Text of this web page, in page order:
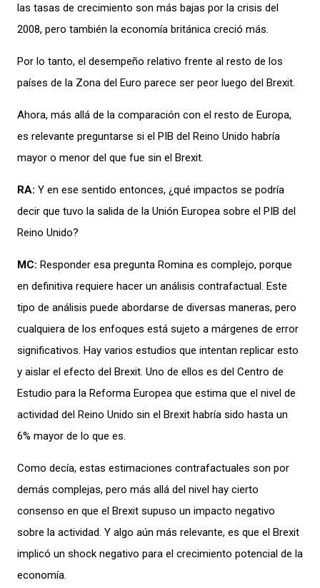
las tasas de crecimiento son más bajas por la crisis del
2008, pero también la economía británica creció más.
Por lo tanto, el desempeño relativo frente al resto de los
países de la Zona del Euro parece ser peor luego del Brexit.
Ahora, más allá de la comparación con el resto de Europa,
es relevante preguntarse si el PIB del Reino Unido habría
mayor o menor del que fue sin el Brexit.
RA: Y en ese sentido entonces, ¿qué impactos se podría
decir que tuvo la salida de la Unión Europea sobre el PIB del
Reino Unido?
MC: Responder esa pregunta Romina es complejo, porque
en definitiva requiere hacer un análisis contrafactual. Este
tipo de análisis puede abordarse de diversas maneras, pero
cualquiera de los enfoques está sujeto a márgenes de error
significativos. Hay varios estudios que intentan replicar esto
y aislar el efecto del Brexit. Uno de ellos es del Centro de
Estudio para la Reforma Europea que estima que el nivel de
actividad del Reino Unido sin el Brexit habría sido hasta un
6% mayor de lo que es.
Como decía, estas estimaciones contrafactuales son por
demás complejas, pero más allá del nivel hay cierto
consenso en que el Brexit supuso un impacto negativo
sobre la actividad. Y algo aún más relevante, es que el Brexit
implicó un shock negativo para el crecimiento potencial de la
economía.